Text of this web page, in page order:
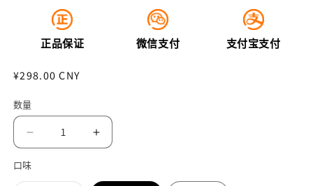
正品保证 微信支付 支付宝支付
常
价
格
¥298.00 CNY
数量
少
正
正
口味